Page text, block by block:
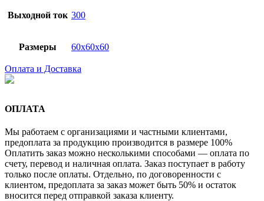
Выходной ток 300
Размеры 60x60x60
Оплата и Доставка
ОПЛАТА
Мы работаем с организациями и частными клиентами,
предоплата за продукцию производится в размере 100%
Оплатить заказ можно несколькими способами — оплата по
счету, перевод и наличная оплата. Заказ поступает в работу
только после оплаты. Отдельно, по договоренности с
клиентом, предоплата за заказ может быть 50% и остаток
вносится перед отправкой заказа клиенту.